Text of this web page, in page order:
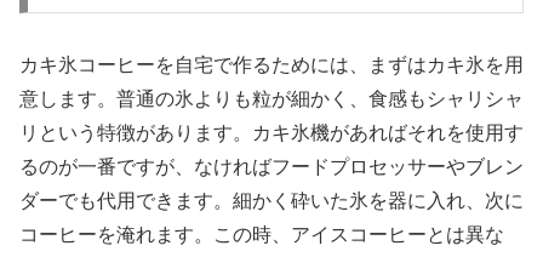
カキ氷コーヒーを自宅で作るためには、まずはカキ氷を用
意します。普通の氷よりも粒が細かく、食感もシャリシャ
リという特徴があります。カキ氷機があればそれを使用す
るのが一番ですが、なければフードプロセッサーやブレン
ダーでも代用できます。細かく砕いた氷を器に入れ、次に
コーヒーを淹れます。この時、アイスコーヒーとは異な